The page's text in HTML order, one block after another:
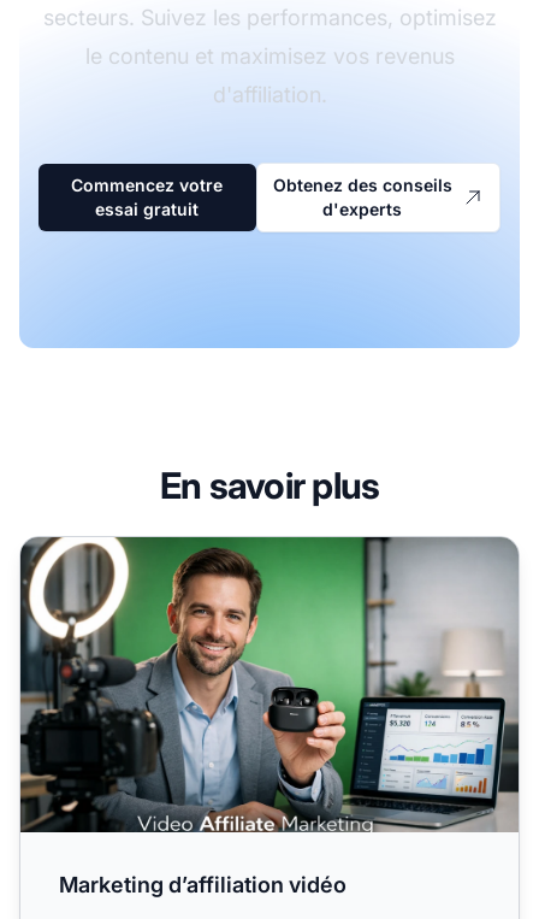
secteurs. Suivez les performances, optimisez
le contenu et maximisez vos revenus
d'affiliation.
Commencez votre
essai gratuit
Obtenez des conseils
d'experts
En savoir plus
Marketing d’affiliation vidéo
Marketing d’affiliation vidéo